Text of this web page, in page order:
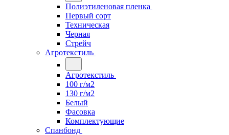
Полиэтиленовая пленка
Первый сорт
Техническая
Черная
Стрейч
Агротекстиль
Агротекстиль
100 г/м2
130 г/м2
Белый
Фасовка
Комплектующие
Спанбонд